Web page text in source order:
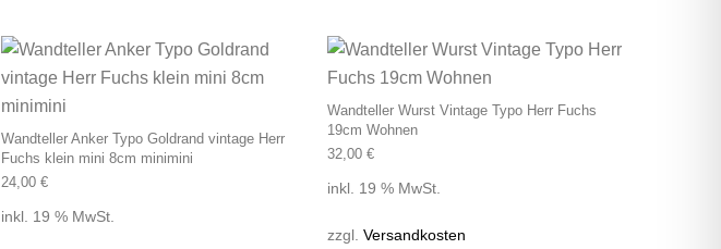
Wandteller Anker Typo Goldrand vintage Herr
Fuchs klein mini 8cm minimini
24,00 €
inkl. 19 % MwSt.
Wandteller Wurst Vintage Typo Herr Fuchs
19cm Wohnen
32,00 €
inkl. 19 % MwSt.
zzgl. Versandkosten